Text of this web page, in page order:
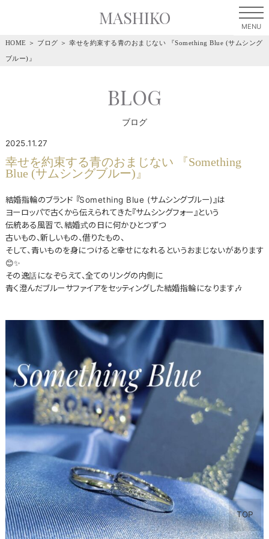
MASHIKO
HOME ＞ ブログ ＞幸せを約束する青のおまじない 『Something Blue (サムシング
ブルー)』
BLOG
ブログ
2025.11.27
幸せを約束する青のおまじない 『Something
Blue (サムシングブルー)』
結婚指輪のブランド 『Something Blue (サムシングブルー)』は
ヨーロッパで古くから伝えられてきた『サムシングフォー』という
伝統ある風習で、結婚式の日に何かひとつずつ
古いもの、新しいもの、借りたもの、
そして、青いものを身につけると幸せになれるというおまじないがあります
😊✨
その逸話になぞらえて、全てのリングの内側に
青く澄んだブルーサファイアをセッティングした結婚指輪になります🎶
TOP